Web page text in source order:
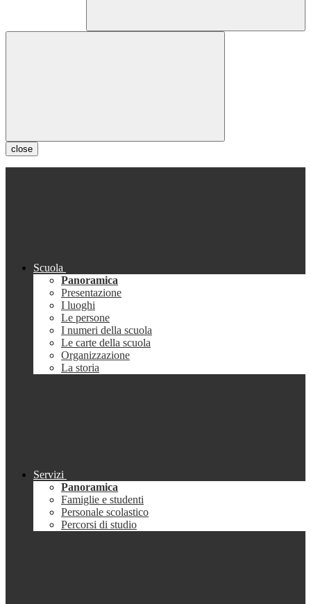
close
Scuola
Panoramica
Presentazione
I luoghi
Le persone
I numeri della scuola
Le carte della scuola
Organizzazione
La storia
Servizi
Panoramica
Famiglie e studenti
Personale scolastico
Percorsi di studio